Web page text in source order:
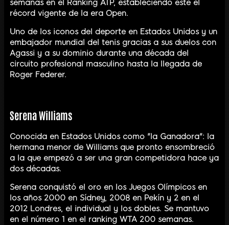
semanas en el Ranking ATP, estableciendo este el
récord vigente de la era Open.
Uno de los iconos del deporte en Estados Unidos y un
embajador mundial del tenis gracias a sus duelos con
Agassi y a su dominio durante una década del
circuito profesional masculino hasta la llegada de
Roger Federer.
Serena Williams
Conocida en Estados Unidos como "la Ganadora": la
hermana menor de Williams que pronto ensombreció
a la que empezó a ser una gran competidora hace ya
dos décadas.
Serena conquistó el oro en los Juegos Olímpicos en
los años 2000 en Sídney, 2008 en Pekín y 2 en el
2012 Londres, el individual y los dobles. Se mantuvo
en el número 1 en el ranking WTA 200 semanas.